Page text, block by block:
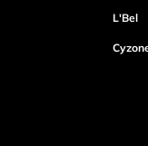
L'Bel